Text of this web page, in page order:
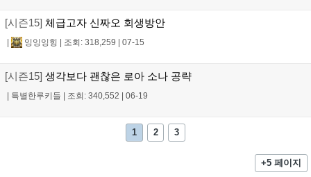
[시즌15] 체급고자 신짜오 회생방안
| 잉잉잉힝 | 조회: 318,259 | 07-15
[시즌15] 생각보다 괜찮은 로아 소나 공략
| 특별한루키들 | 조회: 340,552 | 06-19
1 2 3
+5 페이지